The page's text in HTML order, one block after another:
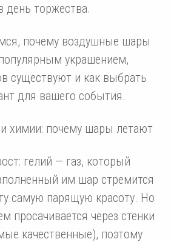
день торжества.
почему воздушные шары
украшением,
существуют и как выбрать
для вашего события.
химии: почему шары летают
гелий — газ, который
им шар стремится
самую парящую красоту. Но
просачивается через стенки
качественные), поэтому